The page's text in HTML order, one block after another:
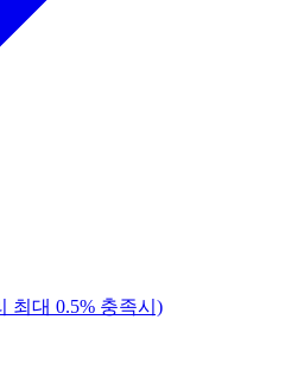
최대 0.5% 충족시)